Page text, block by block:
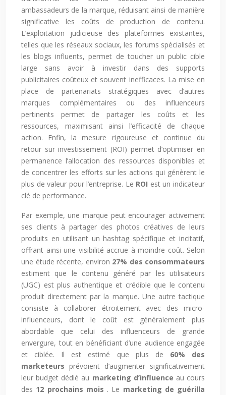
ambassadeurs de la marque, réduisant ainsi de manière
significative les coûts de production de contenu.
L’exploitation judicieuse des plateformes existantes,
telles que les réseaux sociaux, les forums spécialisés et
les blogs influents, permet de toucher un public cible
large sans avoir à investir dans des supports
publicitaires coûteux et souvent inefficaces. La mise en
place de partenariats stratégiques avec d’autres
marques complémentaires ou des influenceurs
pertinents permet de partager les coûts et les
ressources, maximisant ainsi l’efficacité de chaque
action. Enfin, la mesure rigoureuse et continue du
retour sur investissement (ROI) permet d’optimiser en
permanence l’allocation des ressources disponibles et
de concentrer les efforts sur les actions qui génèrent le
plus de valeur pour l’entreprise. Le ROI est un indicateur
clé de performance.
Par exemple, une marque peut encourager activement
ses clients à partager des photos créatives de leurs
produits en utilisant un hashtag spécifique et incitatif,
offrant ainsi une visibilité accrue à moindre coût. Selon
une étude récente, environ 27% des consommateurs
estiment que le contenu généré par les utilisateurs
(UGC) est plus authentique et crédible que le contenu
produit directement par la marque. Une autre tactique
consiste à collaborer étroitement avec des micro-
influenceurs, dont le coût est généralement plus
abordable que celui des influenceurs de grande
envergure, tout en bénéficiant d’une audience engagée
et ciblée. Il est estimé que plus de 60% des
marketeurs prévoient d’augmenter significativement
leur budget dédié au marketing d’influence au cours
des 12 prochains mois . Le marketing de guérilla